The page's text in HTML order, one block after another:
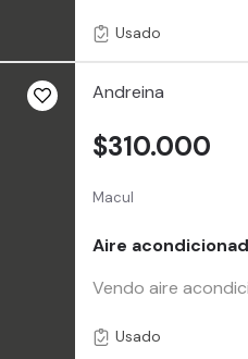
Usado
Andreina
Macul
Aire
Vendo aire
$310.000
Usado